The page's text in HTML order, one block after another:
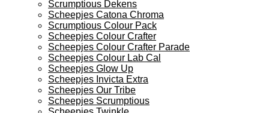
Scrumptious Dekens
Scheepjes Catona Chroma
Scrumptious Colour Pack
Scheepjes Colour Crafter
Scheepjes Colour Crafter Parade
Scheepjes Colour Lab Cal
Scheepjes Glow Up
Scheepjes Invicta Extra
Scheepjes Our Tribe
Scheepjes Scrumptious